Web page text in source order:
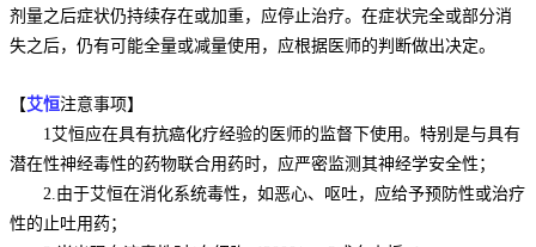
剂量之后症状仍持续存在或加重，应停止治疗。在症状完全或部分消
失之后，仍有可能全量或减量使用，应根据医师的判断做出决定。
【艾恒注意事项】
1艾恒应在具有抗癌化疗经验的医师的监督下使用。特别是与具有
潜在性神经毒性的药物联合用药时，应严密监测其神经学安全性；
2.由于艾恒在消化系统毒性，如恶心、呕吐，应给予预防性或治疗
性的止吐用药；